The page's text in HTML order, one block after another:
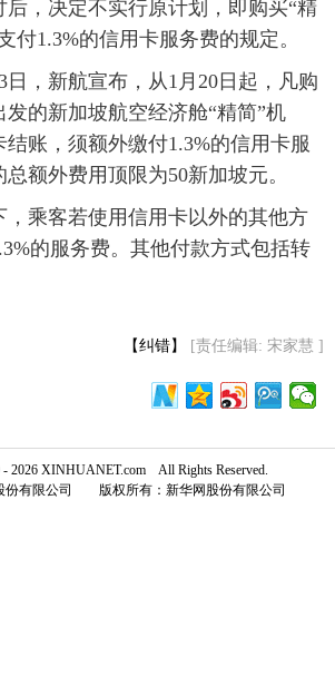
视频 彩票 食品
健康 信息化 数据
公益 军事 无人机
摄影 新华广播
，决定不实行原计划，即购买“精
付1.3%的信用卡服务费的规定。
，新航宣布，从1月20日起，凡购
的新加坡航空经济舱“精简”机
账，须额外缴付1.3%的信用卡服
额外费用顶限为50新加坡元。
乘客若使用信用卡以外的其他方
的服务费。其他付款方式包括转
【纠错】 [责任编辑: 宋家慧 ]
- 2026 XINHUANET.com All Rights Reserved.
份有限公司 版权所有：新华网股份有限公司